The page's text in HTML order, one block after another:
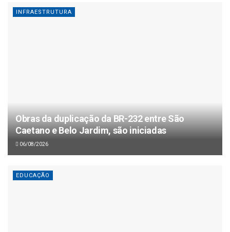
INFRAESTRUTURA
Obras da duplicação da BR-232 entre São
Caetano e Belo Jardim, são iniciadas
06/08/2026
EDUCAÇÃO